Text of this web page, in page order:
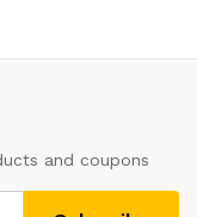
and coupons